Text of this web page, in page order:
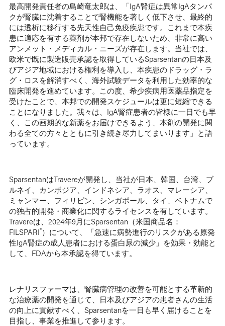
最高開発責任者の島崎竜太郎は、「IgA腎症は異常IgAタンパ
クが腎臓に沈着することで腎機能を著しく低下させ、最終的
には透析に移行する先天性自己免疫疾患です。これまで本疾
患に適応を有する薬剤が本邦で存在しないため、非常に高い
アンメット・メディカル・ニーズが存在します。当社では、
欧米で既に製造販売承認を取得しているSparsentanの日本及
びアジア地域における権利を導入し、本疾患のドラッグ・ラ
グ・ロスを解消すべく、海外試験データを利用した効率的な
臨床開発を進めています。この度、希少疾病用医薬品指定を
受けたことで、本邦での開発スケジュールは更に短縮できる
ことになりました。我々は、IgA腎症患者の皆様に一日でも早
く、この画期的な新薬をお届けできるよう、本剤の開発に関
わる全ての方々とともに引き続き尽力してまいります」と語
っています。
SparsentanはTravereが開発し、当社が日本、韓国、台湾、ブ
ルネイ、カンボジア、インドネシア、ラオス、マレーシア、
ミャンマー、フィリピン、シンガポール、タイ、ベトナムで
の独占的開発・商業化に関するライセンスを有しています。
Travereは、2024年9月にSparsentan（米国商品名：
FILSPARI®）について、「急速に病勢進行のリスクがある原発
性IgA腎症の成人患者における蛋白尿の減少」を効果・効能と
して、FDAから本承認を得ています。
レナリスファーマは、腎臓病管理の改善を可能とする革新的
な治療薬の開発を通じて、日本及びアジアの患者さんの生活
の向上に貢献すべく、Sparsentanを一日も早く届けることを
目指し、事業を推進して参ります。